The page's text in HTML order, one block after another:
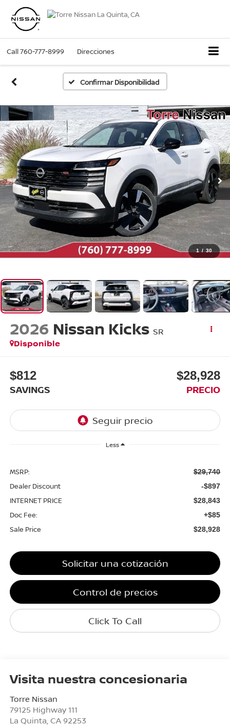
Call760-777-8999 Direcciones
Confirmar Disponibilidad
1 / 30
2026 Nissan Kicks SR
Disponible
$812
SAVINGS
$28,928
PRECIO
Less
MSRP: $29,740
Dealer Discount -$897
INTERNET PRICE $28,843
Doc Fee: +$85
Sale Price $28,928
Solicitar una cotización
Control de precios
Click To Call
Visita nuestra concesionaria
Torre Nissan
79125 Highway 111
La Quinta CA 92253